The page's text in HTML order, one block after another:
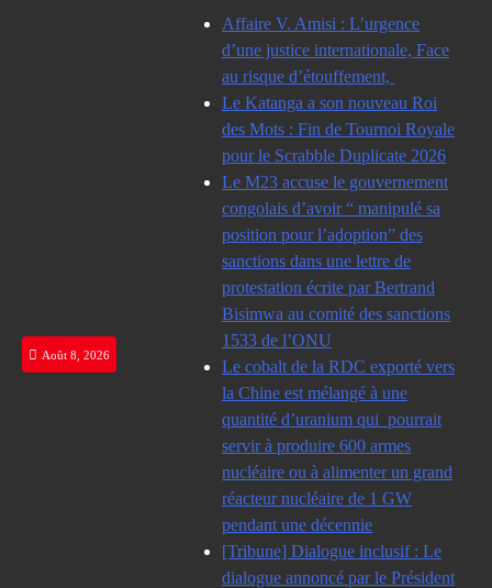
Août 8, 2026
Affaire V. Amisi : L’urgence
d’une justice internationale, Face
au risque d’étouffement,
Le Katanga a son nouveau Roi
des Mots : Fin de Tournoi Royale
pour le Scrabble Duplicate 2026
Le M23 accuse le gouvernement
congolais d’avoir “ manipulé sa
position pour l’adoption” des
sanctions dans une lettre de
protestation écrite par Bertrand
Bisimwa au comité des sanctions
1533 de l’ONU
Le cobalt de la RDC exporté vers
la Chine est mélangé à une
quantité d’uranium qui pourrait
servir à produire 600 armes
nucléaire ou à alimenter un grand
réacteur nucléaire de 1 GW
pendant une décennie
[Tribune] Dialogue inclusif : Le
dialogue annoncé par le Président